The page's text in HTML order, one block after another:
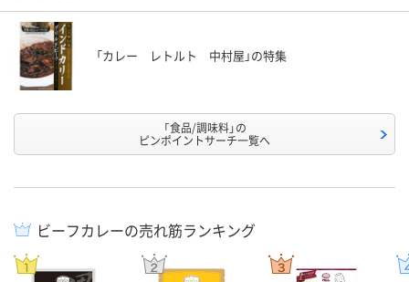
「カレー レトルト 中村屋」の特集
「食品/調味料」の
ピンポイントサーチ一覧へ
ビーフカレーの売れ筋ランキング